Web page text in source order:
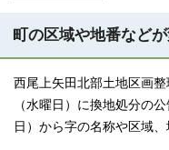
町の区域や地番など
西尾上矢田北部土地区画
（水曜日）に換地処分の
日）から字の名称や区域